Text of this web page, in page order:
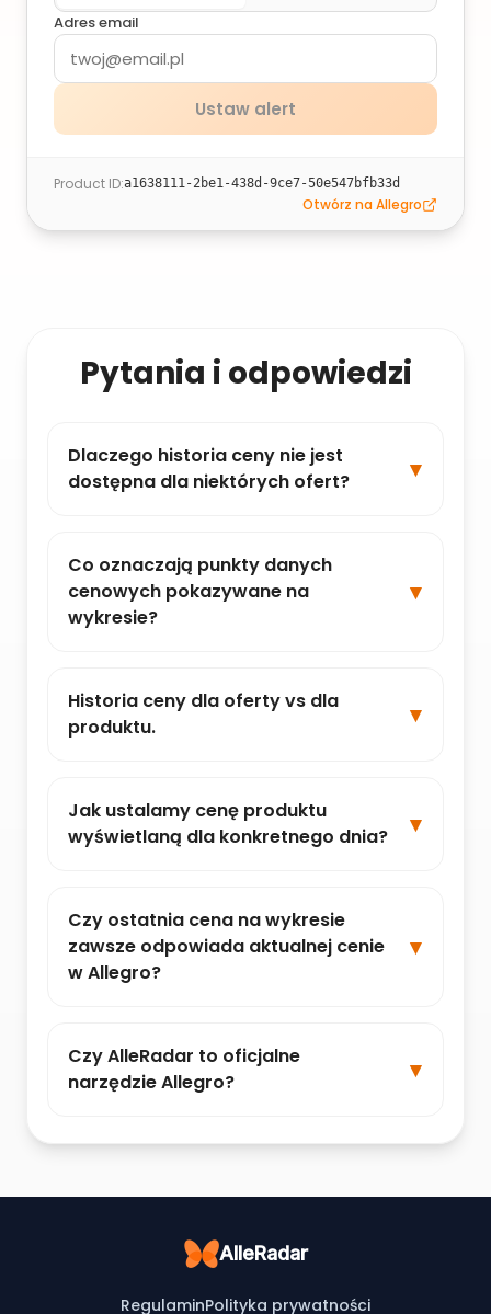
Adres email
Ustaw alert
Product ID:a1638111-2be1-438d-9ce7-50e547bfb33d
Otwórz na Allegro
Pytania i odpowiedzi
Dlaczego historia ceny nie jest
dostępna dla niektórych ofert?
Co oznaczają punkty danych
cenowych pokazywane na
wykresie?
Historia ceny dla oferty vs dla
produktu.
Jak ustalamy cenę produktu
wyświetlaną dla konkretnego dnia?
Czy ostatnia cena na wykresie
zawsze odpowiada aktualnej cenie
w Allegro?
Czy AlleRadar to oficjalne
narzędzie Allegro?
AlleRadar
RegulaminPolityka prywatności